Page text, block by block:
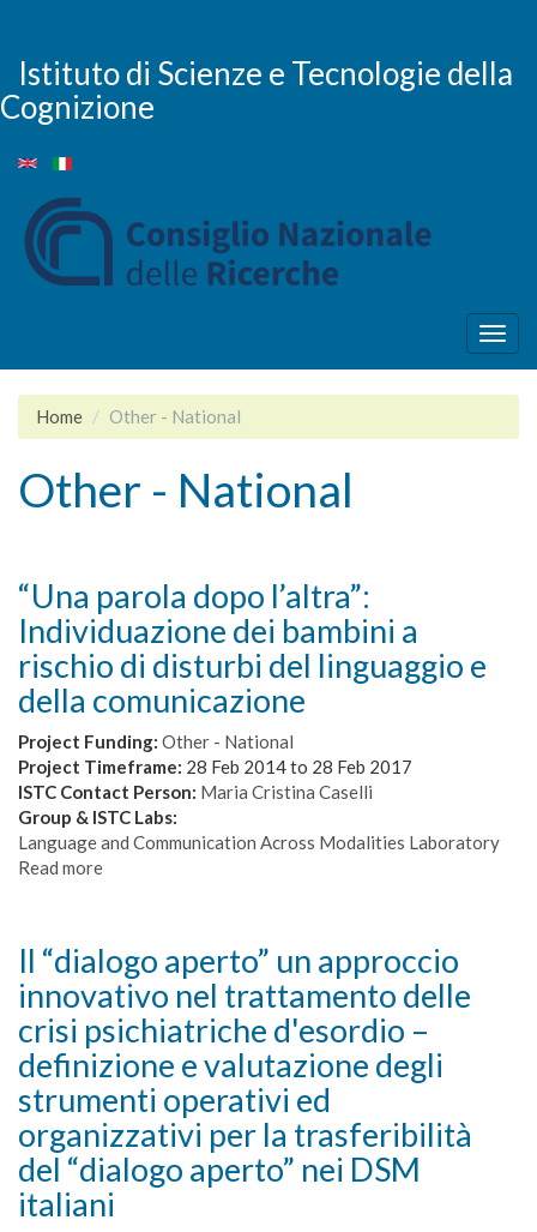
main
content
Istituto di Scienze e Tecnologie della
Cognizione
Home Other - National
Other - National
“Una parola dopo l’altra”:
Individuazione dei bambini a
rischio di disturbi del linguaggio e
della comunicazione
Project Funding: Other - National
Project Timeframe: 28 Feb 2014to 28 Feb 2017
ISTC Contact Person: Maria Cristina Caselli
Group & ISTC Labs:
Language and Communication Across Modalities Laboratory
Read more
l’altra”:
Individuazione
dei
bambini
a
rischio
di
disturbi
del
linguaggio
e
Il “dialogo aperto” un approccio
innovativo nel trattamento delle
crisi psichiatriche d'esordio –
definizione e valutazione degli
strumenti operativi ed
organizzativi per la trasferibilità
del “dialogo aperto” nei DSM
italiani